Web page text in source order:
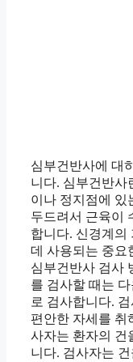
심부건반사에 대
니다. 심부건반사
이나 정지점에 있
두드려서 근육이
합니다. 신경계의
데 사용되는 중요
심부건반사 검사
를 검사할 때는
로 검사합니다.
편안한 자세를 취
사자는 환자의 건
니다. 검사자는